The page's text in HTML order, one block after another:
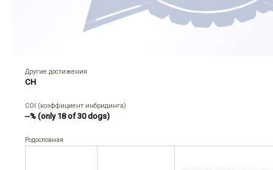
Другие достижения
CH
COI (коэффициент инбридинга)
--% (only 18 of 30 dogs)
Родословная